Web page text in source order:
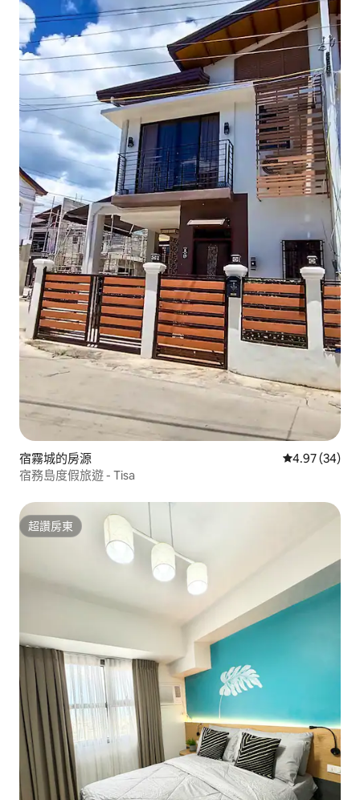
宿霧城的房源 從 34 則評價
4.97 (34)
宿務島度假旅遊 - Tisa
超讚房東
超讚房東